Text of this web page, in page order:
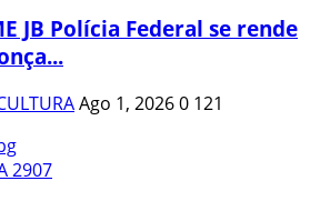
JB Polícia Federal se rende
Ago 1, 20260 121